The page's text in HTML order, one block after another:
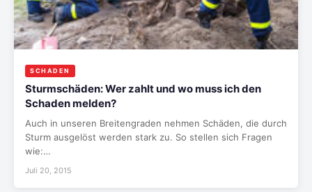
SCHADEN
Sturmschäden: Wer zahlt und wo muss ich den
Schaden melden?
Auch in unseren Breitengraden nehmen Schäden, die durch
Sturm ausgelöst werden stark zu. So stellen sich Fragen
wie:…
Juli 20, 2015